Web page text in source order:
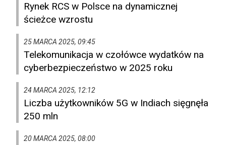
Rynek RCS w Polsce na dynamicznej
ścieżce wzrostu
25 MARCA 2025, 09:45
Telekomunikacja w czołówce wydatków na
cyberbezpieczeństwo w 2025 roku
24 MARCA 2025, 12:12
Liczba użytkowników 5G w Indiach sięgnęła
250 mln
20 MARCA 2025, 08:00